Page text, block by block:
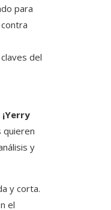
para
del
¡Yerry
quieren
y
y corta.
el